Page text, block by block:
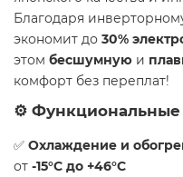
Благодаря
экономит до 30%
этом бесшумную и
комфорт без переплат!
⚙️ Функциональные
✅ Охлаждение и
от -15°C до +46°C